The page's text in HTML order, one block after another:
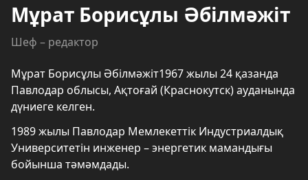
Мұрат Борисұлы Әбілмәжіт
Шеф – редактор
Мұрат Борисұлы Әбілмәжіт1967 жылы 24 қазанда
Павлодар облысы, Ақтоғай (Краснокутск) ауданында
дүниеге келген.
1989 жылы Павлодар Мемлекеттік Индустриалдық
Университетін инженер – энергетик мамандығы
бойынша тәмәмдады.